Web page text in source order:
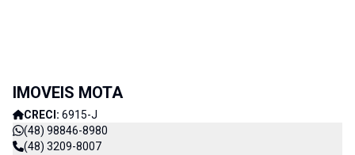
IMOVEIS MOTA
CRECI: 6915-J
(48) 98846-8980
(48) 3209-8007